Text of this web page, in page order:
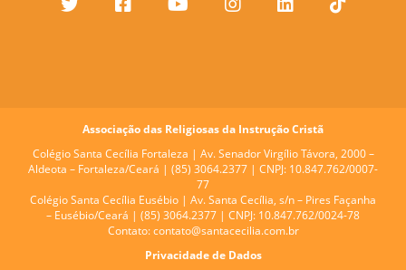
Associação das Religiosas da Instrução Cristã
Colégio Santa Cecília Fortaleza | Av. Senador Virgílio Távora, 2000 –
Aldeota – Fortaleza/Ceará | (85) 3064.2377 | CNPJ: 10.847.762/0007-
77
Colégio Santa Cecília Eusébio | Av. Santa Cecília, s/n – Pires Façanha
– Eusébio/Ceará | (85) 3064.2377 | CNPJ: 10.847.762/0024-78
Contato: contato@santacecilia.com.br
Privacidade de Dados